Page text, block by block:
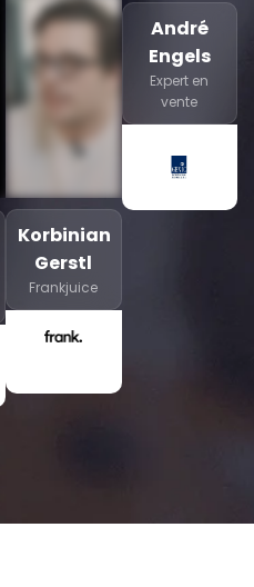
Korbinian
Gerstl
Frankjuice
André
Engels
Expert en
vente